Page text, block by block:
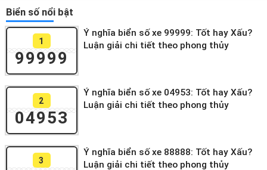
Biển số nổi bật
1
99999
Ý nghĩa biển số xe 99999: Tốt hay Xấu?
Luận giải chi tiết theo phong thủy
2
04953
Ý nghĩa biển số xe 04953: Tốt hay Xấu?
Luận giải chi tiết theo phong thủy
3
Ý nghĩa biển số xe 88888: Tốt hay Xấu?
Luận giải chi tiết theo phong thủy